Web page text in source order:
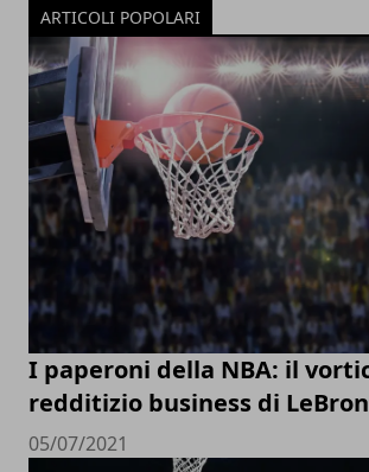
ARTICOLI POPOLARI
I paperoni della NBA: il
redditizio business di
05/07/2021